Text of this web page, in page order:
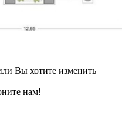
Вы хотите изменить
нам!